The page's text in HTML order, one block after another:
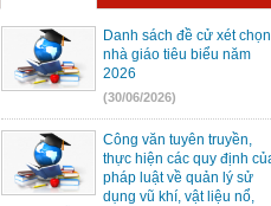
Kỳ thi chọn học sinh giỏi trung học
sở cấp tỉnh, năm học 2024 – 2025 tại
Hội đồng thi Đắk Song. (05/03/2025)
Danh sách đề cử xét chọn
nhà giáo tiêu biểu năm
2026
(30/06/2026)
Công văn tuyên truyền,
thực hiện các quy định
pháp luật về quản lý sử
dụng vũ khí, vật liệu nổ,